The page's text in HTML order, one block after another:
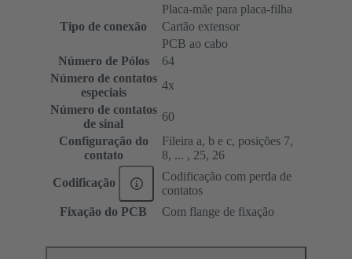
Tipo de conexão
Placa-mãe para placa-filha
Cartão extensor
PCB ao cabo
Número de Pólos
64
Número de contatos
especiais
4x
Número de contatos
de sinal
60
Configuração do
contato
Fileira a, b e c, posições 7,
8, ... , 25, 26
Codificação
Codificação com perda de
contatos
Fixação do PCB
Com flange de fixação